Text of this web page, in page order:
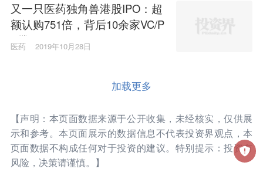
又一只医药独角兽港股IPO：超
额认购751倍，背后10余家VC/P
E撑腰
医药 2019年10月28日
加载更多
【声明：本页面数据来源于公开收集，未经核实，仅供展
示和参考。本页面展示的数据信息不代表投资界观点，本
页面数据不构成任何对于投资的建议。特别提示：投资有
风险，决策请谨慎。】